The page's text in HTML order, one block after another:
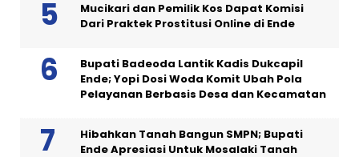
Mucikari dan Pemilik Kos Dapat Komisi
Dari Praktek Prostitusi Online di Ende
Bupati Badeoda Lantik Kadis Dukcapil
Ende; Yopi Dosi Woda Komit Ubah Pola
Pelayanan Berbasis Desa dan Kecamatan
Hibahkan Tanah Bangun SMPN; Bupati
Ende Apresiasi Untuk Mosalaki Tanah